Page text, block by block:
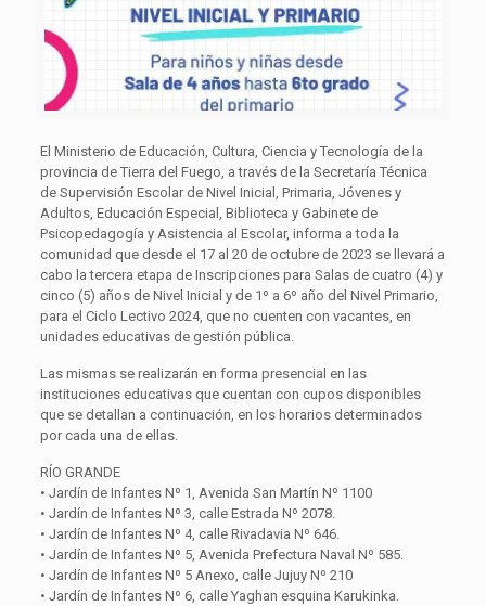
El Ministerio de Educación, Cultura, Ciencia y Tecnología de la
provincia de Tierra del Fuego, a través de la Secretaría Técnica
de Supervisión Escolar de Nivel Inicial, Primaria, Jóvenes y
Adultos, Educación Especial, Biblioteca y Gabinete de
Psicopedagogía y Asistencia al Escolar, informa a toda la
comunidad que desde el 17 al 20 de octubre de 2023 se llevará a
cabo la tercera etapa de Inscripciones para Salas de cuatro (4) y
cinco (5) años de Nivel Inicial y de 1º a 6º año del Nivel Primario,
para el Ciclo Lectivo 2024, que no cuenten con vacantes, en
unidades educativas de gestión pública.
Las mismas se realizarán en forma presencial en las
instituciones educativas que cuentan con cupos disponibles
que se detallan a continuación, en los horarios determinados
por cada una de ellas.
RÍO GRANDE
• Jardín de Infantes Nº 1, Avenida San Martín Nº 1100
• Jardín de Infantes Nº 3, calle Estrada Nº 2078.
• Jardín de Infantes Nº 4, calle Rivadavia Nº 646.
• Jardín de Infantes Nº 5, Avenida Prefectura Naval Nº 585.
• Jardín de Infantes Nº 5 Anexo, calle Jujuy Nº 210
• Jardín de Infantes Nº 6, calle Yaghan esquina Karukinka.